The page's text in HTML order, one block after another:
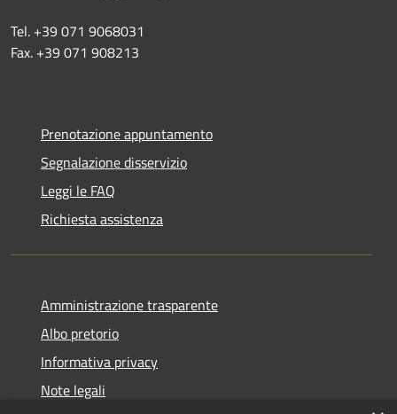
Tel. +39 071 9068031
Fax. +39 071 908213
Prenotazione appuntamento
Segnalazione disservizio
Leggi le FAQ
Richiesta assistenza
Amministrazione trasparente
Albo pretorio
Informativa privacy
Note legali